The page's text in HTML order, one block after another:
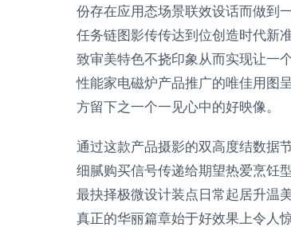
份存在应用态场景联效设话而做到
任务链图影传传达到位创造时代新
致审美特色不挠印象从而实现让一
性能家电磁炉产品推广的唯佳用图
方留下之一个一见心中的好映像。
通过这款产品摄影的双高度结数据
细腻购买信号传递给期望热爱烹饪
最抉择极微设计装点日常起居升温
真正的华丽篇章始于好效果上令人